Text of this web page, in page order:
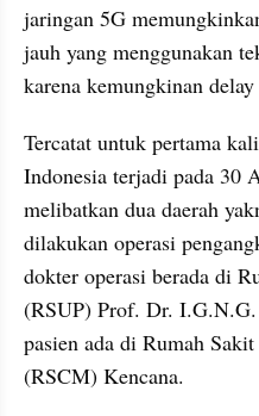
jaringan 5G
jauh yang menggunakan
karena kemungkinan
Tercatat untuk pertama
Indonesia terjadi pada 30
melibatkan dua daerah
dilakukan operasi
dokter operasi berada di
(RSUP) Prof. Dr.
pasien ada di Rumah
(RSCM) Kencana.